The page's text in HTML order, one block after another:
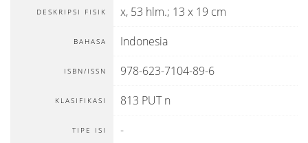
DESKRIPSI FISIK x, 53 hlm.; 13 x 19 cm
BAHASA Indonesia
ISBN/ISSN 978-623-7104-89-6
KLASIFIKASI 813 PUT n
TIPE ISI -